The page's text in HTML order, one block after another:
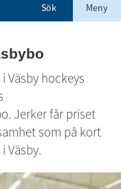
Sök Meny
Väsby hockeys
Jerker får priset
som på kort
Väsby.